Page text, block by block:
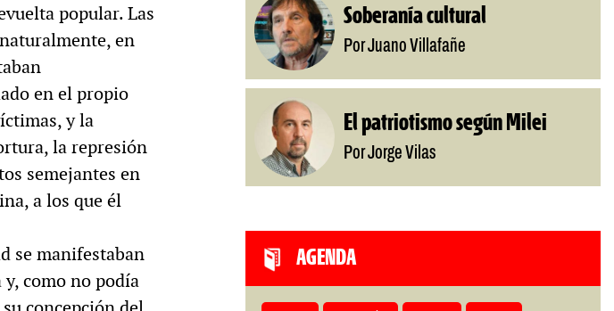
popular. Las
en
en el propio
y la
la represión
semejantes en
a los que él
se manifestaban
como no podía
Soberanía cultural
Por Juano Villafañe
El patriotismo según Milei
Por Jorge Vilas
AGENDA